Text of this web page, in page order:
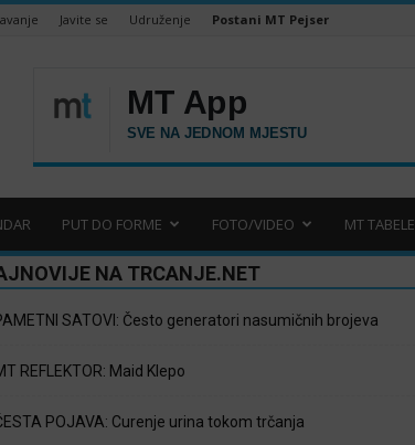
Javite se Udruženje Postani MT Pejser
PUT DO FORME FOTO/VIDEO MT TABELE
NA TRCANJE.NET
SATOVI: Često generatori nasumičnih brojeva
REFLEKTOR: Maid Klepo
POJAVA: Curenje urina tokom trčanja